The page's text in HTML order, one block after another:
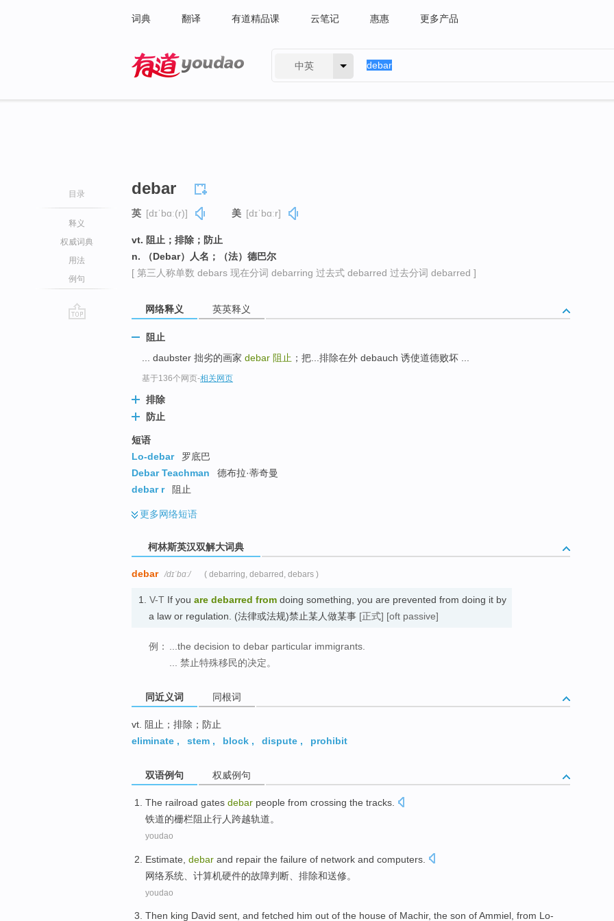
词典 翻译 有道精品课 云笔记 惠惠 更多产品
中英
目录
释义
权威词典
用法
例句
debar
英 [dɪˈbɑː(r)] 美 [dɪˈbɑːr]
vt. 阻止；排除；防止
n. （Debar）人名；（法）德巴尔
[ 第三人称单数 debars 现在分词 debarring 过去式 debarred 过去分词 debarred ]
网络释义 英英释义
阻止
... daubster 拙劣的画家 debar 阻止 ；把...排除在外 debauch 诱使道德败坏 ...
基于136个网页-相关网页
排除
防止
短语
Lo-debar
罗底巴
Debar Teachman
德布拉·蒂奇曼
debar r
阻止
更多网络短语
柯林斯英汉双解大词典
debar /dɪˈbɑː/ ( debarring, debarred, debars )
1. V-T If you are debarred from doing something, you are prevented from doing it by
a law or regulation. (法律或法规)禁止某人做某事 [正式] [oft passive]
例： ...the decision to debar particular immigrants.
... 禁止特殊移民的决定。
同近义词 同根词
vt. 阻止；排除；防止
eliminate , stem , block , dispute , prohibit
双语例句 权威例句
The railroad gates debar people from crossing the tracks.
铁道的栅栏阻止行人跨越轨道。
youdao
Estimate debar and repair the failure of network and computers
网络系统、 计算机硬件的故障判断 排除和送修。
youdao
Then king David sent, and fetched him out of the house of Machir, the son ofAmmiel, from Lo-